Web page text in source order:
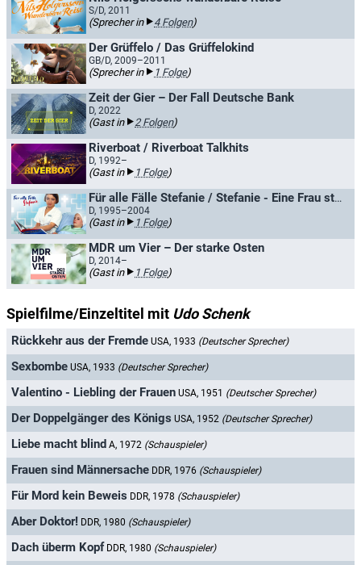
S/D, 2011
(Sprecher in 4 Folgen)
Der Grüffelo / Das Grüffelokind
GB/D, 2009–2011
(Sprecher in 1 Folge)
Zeit der Gier – Der Fall Deutsche Bank
D, 2022
(Gast in 2 Folgen)
Riverboat / Riverboat Talkhits
D, 1992–
(Gast in 1 Folge)
Für alle Fälle Stefanie / Stefanie - Eine Frau startet durch
D, 1995–2004
(Gast in 1 Folge)
MDR um Vier – Der starke Osten
D, 2014–
(Gast in 1 Folge)
Spielfilme/Einzeltitel mit Udo Schenk
Rückkehr aus der Fremde USA, 1933 (Deutscher Sprecher)
Sexbombe USA, 1933 (Deutscher Sprecher)
Valentino - Liebling der Frauen USA, 1951 (Deutscher Sprecher)
Der Doppelgänger des Königs USA, 1952 (Deutscher Sprecher)
Liebe macht blind A, 1972 (Schauspieler)
Frauen sind Männersache DDR, 1976 (Schauspieler)
Für Mord kein Beweis DDR, 1978 (Schauspieler)
Aber Doktor! DDR, 1980 (Schauspieler)
Dach überm Kopf DDR, 1980 (Schauspieler)